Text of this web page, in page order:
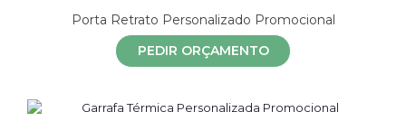
Porta Retrato Personalizado Promocional
PEDIR ORÇAMENTO